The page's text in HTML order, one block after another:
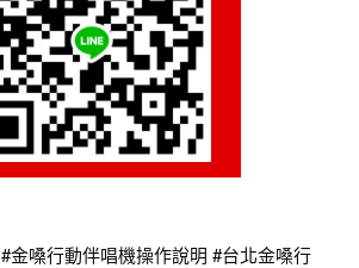
#金嗓行動伴唱機操作說明 #台北金嗓行